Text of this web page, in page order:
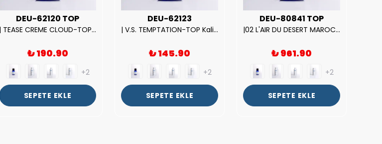
DEU-62120 TOP
| TEASE CREME CLOUD-TOP Kalite Kadın Parfüm Esansı.|
₺ 190.90
+2
SEPETE EKLE
DEU-62123
| V.S. TEMPTATION-TOP Kalite Kadın Parfüm Esansı.|
₺ 145.90
+2
SEPETE EKLE
DEU-80841 TOP
|02 L'AIR DU DESERT MAROCAIN-TOP Kalite Unısex Parfüm Esansı.|
₺ 961.90
+2
SEPETE EKLE